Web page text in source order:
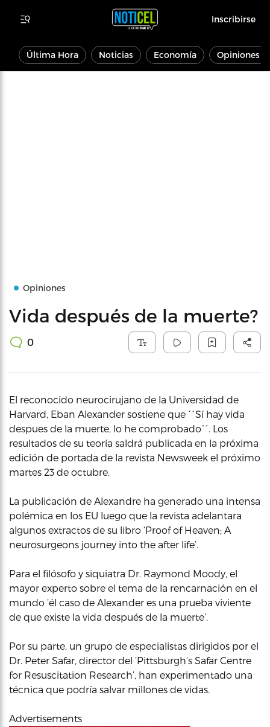
Inscribirse
Última Hora Noticias Economía Opiniones
Opiniones
Vida después de la muerte?
0
El reconocido neurocirujano de la Universidad de
Harvard, Eban Alexander sostiene que ´´Sí hay vida
despues de la muerte, lo he comprobado´´. Los
resultados de su teoría saldrá publicada en la próxima
edición de portada de la revista Newsweek el próximo
martes 23 de octubre.
La publicación de Alexandre ha generado una intensa
polémica en los EU luego que la revista adelantara
algunos extractos de su libro ‘Proof of Heaven; A
neurosurgeons journey into the after life’.
Para el filósofo y siquiatra Dr. Raymond Moody, el
mayor experto sobre el tema de la rencarnación en el
mundo ‘él caso de Alexander es una prueba viviente
de que existe la vida después de la muerte’.
Por su parte, un grupo de especialistas dirigidos por el
Dr. Peter Safar, director del ‘Pittsburgh’s Safar Centre
for Resuscitation Research’, han experimentado una
técnica que podría salvar millones de vidas.
Advertisements